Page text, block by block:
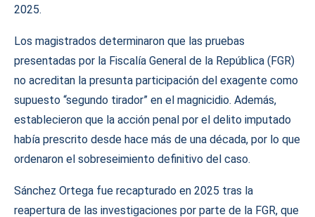
2025.
Los magistrados determinaron que las pruebas
presentadas por la Fiscalía General de la República (FGR)
no acreditan la presunta participación del exagente como
supuesto “segundo tirador” en el magnicidio. Además,
establecieron que la acción penal por el delito imputado
había prescrito desde hace más de una década, por lo que
ordenaron el sobreseimiento definitivo del caso.
Sánchez Ortega fue recapturado en 2025 tras la
reapertura de las investigaciones por parte de la FGR, que